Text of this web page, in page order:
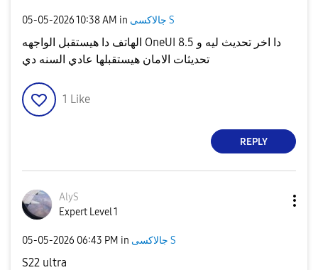
‎05-05-202610:38 AM in جالاكسى S
الهاتف دا هيستقبل الواجهه OneUI 8.5 دا اخر تحديث ليه و
تحديثات الامان هيستقبلها عادي السنه دي
1 Like
REPLY
AlyS
Expert Level 1
‎05-05-2026 06:43 PM in جالاكسى S
S22 ultra